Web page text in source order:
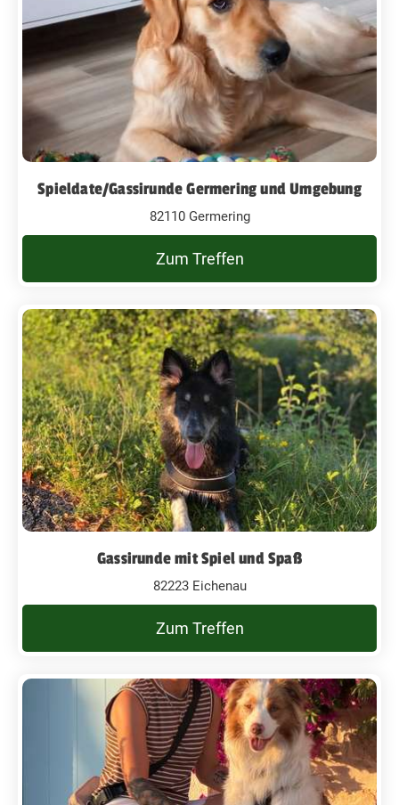
Spieldate/Gassirunde Germering und Umgebung
82110 Germering
Zum Treffen
Gassirunde mit Spiel und Spaß
82223 Eichenau
Zum Treffen